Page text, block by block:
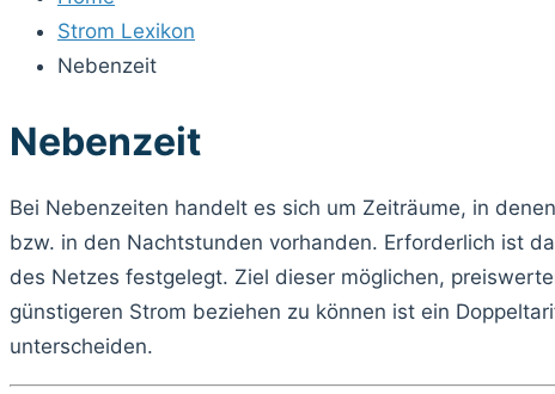
Strom Lexikon
Nebenzeit
Nebenzeit
Bei Nebenzeiten handelt es sich um Zeiträume, in
bzw. in den Nachtstunden vorhanden. Erforderlich ist
des Netzes festgelegt. Ziel dieser möglichen,
günstigeren Strom beziehen zu können ist ein
unterscheiden.